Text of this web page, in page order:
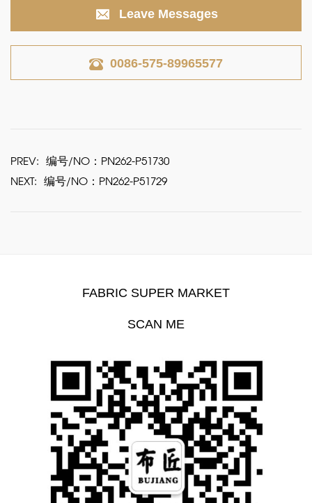
Leave Messages
0086-575-89965577
PREV: 编号/NO：PN262-P51730
NEXT: 编号/NO：PN262-P51729
FABRIC SUPER MARKET
SCAN ME